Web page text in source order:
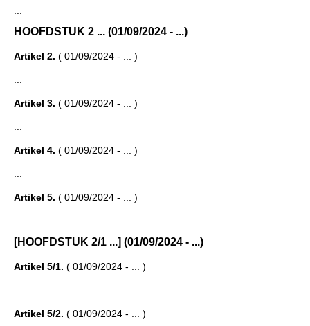
HOOFDSTUK 2 ... (01/09/2024 - ...)
Artikel 2. ( 01/09/2024 - ... )
Artikel 3. ( 01/09/2024 - ... )
Artikel 4. ( 01/09/2024 - ... )
Artikel 5. ( 01/09/2024 - ... )
[HOOFDSTUK 2/1 ...] (01/09/2024 - ...)
Artikel 5/1. ( 01/09/2024 - ... )
Artikel 5/2. ( 01/09/2024 - ... )